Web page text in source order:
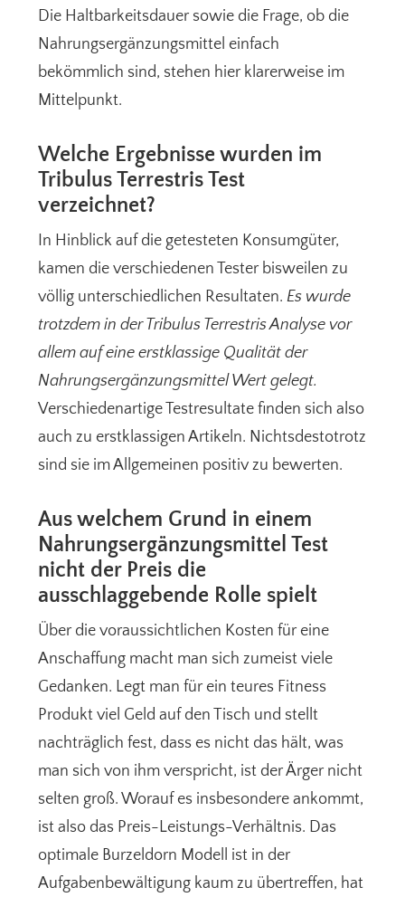
Die Haltbarkeitsdauer sowie die Frage, ob die
Nahrungsergänzungsmittel einfach
bekömmlich sind, stehen hier klarerweise im
Mittelpunkt.
Welche Ergebnisse wurden im
Tribulus Terrestris Test
verzeichnet?
In Hinblick auf die getesteten Konsumgüter,
kamen die verschiedenen Tester bisweilen zu
völlig unterschiedlichen Resultaten.Es wurde
trotzdem in der Tribulus Terrestris Analyse vor
allem auf eine erstklassige Qualität der
Nahrungsergänzungsmittel Wert gelegt.
Verschiedenartige Testresultate finden sich also
auch zu erstklassigen Artikeln. Nichtsdestotrotz
sind sie im Allgemeinen positiv zu bewerten.
Aus welchem Grund in einem
Nahrungsergänzungsmittel Test
nicht der Preis die
ausschlaggebende Rolle spielt
Über die voraussichtlichen Kosten für eine
Anschaffung macht man sich zumeist viele
Gedanken. Legt man für ein teures Fitness
Produkt viel Geld auf den Tisch und stellt
nachträglich fest, dass es nicht das hält, was
man sich von ihm verspricht, ist der Ärger nicht
selten groß. Worauf es insbesondere ankommt,
ist also das Preis-Leistungs-Verhältnis. Das
optimale Burzeldorn Modell ist in der
Aufgabenbewältigung kaum zu übertreffen, hat